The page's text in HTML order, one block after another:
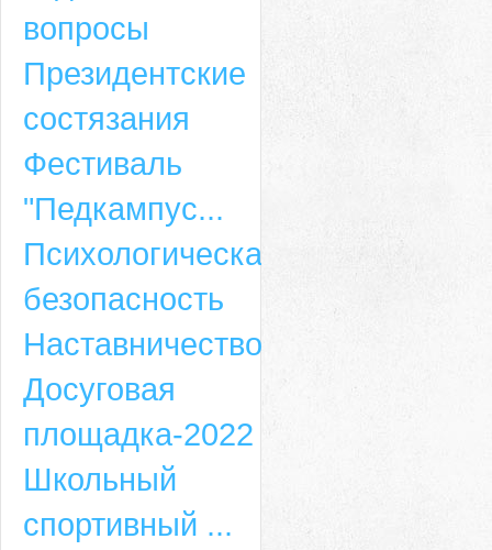
вопросы
Президентские
состязания
Фестиваль
"Педкампус...
Психологическая
безопасность
Наставничество
Досуговая
площадка-2022
Школьный
спортивный ...